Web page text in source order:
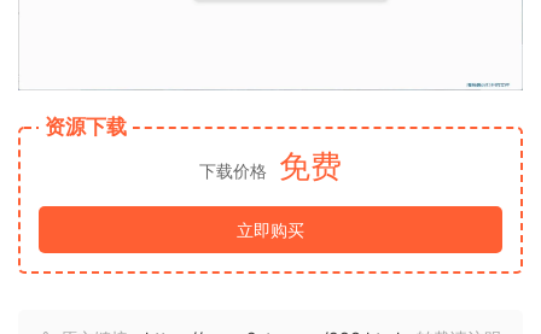
资源下载
下载价格 免费
立即购买